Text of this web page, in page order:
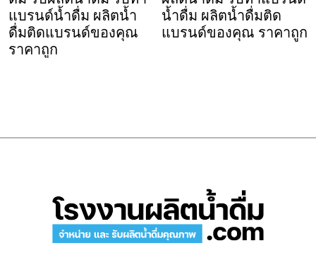
แบรนด์น้ำดื่ม ผลิตน้ำ
ดื่มติดแบรนด์ของคุณ
ราคาถูก
น้ำดื่ม ผลิตน้ำดื่มติด
แบรนด์ของคุณ ราคาถูก